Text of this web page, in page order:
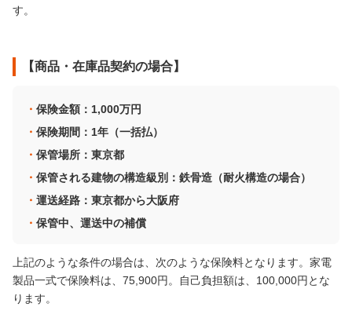
す。
【商品・在庫品契約の場合】
保険金額：1,000万円
保険期間：1年（一括払）
保管場所：東京都
保管される建物の構造級別：鉄骨造（耐火構造の場合）
運送経路：東京都から大阪府
保管中、運送中の補償
上記のような条件の場合は、次のような保険料となります。家電
製品一式で保険料は、75,900円。自己負担額は、100,000円とな
ります。